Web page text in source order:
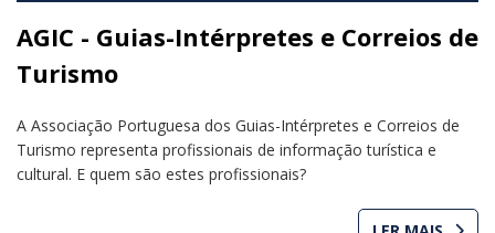
AGIC - Guias-Intérpretes e Correios de
Turismo
A Associação Portuguesa dos Guias-Intérpretes e Correios de
Turismo representa profissionais de informação turística e
cultural. E quem são estes profissionais?